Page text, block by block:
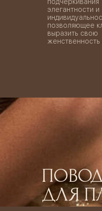
элегантности и
позволяющее
выразить свою
женственность
ДЛЯ